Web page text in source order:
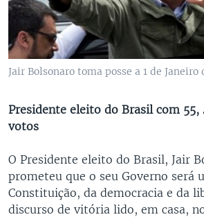
Jair Bolsonaro toma posse a 1 de Janeiro
Presidente eleito do Brasil com
votos
O Presidente eleito do Brasil, Jair
prometeu que o seu Governo será
Constituição, da democracia e da
discurso de vitória lido, em casa,